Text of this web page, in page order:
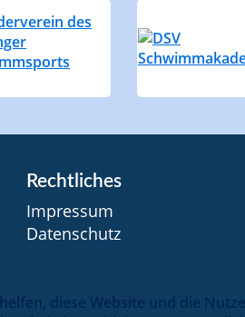
Rechtliches
Impressum
Datenschutz
diese Website und die